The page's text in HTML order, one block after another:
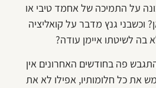
על התמיכה של אחמד טיבי או
וכשבני גנץ מדבר על קואליציה
בה לשיטתו איימן עודה?
פה בחודשים האחרונים אין
את כל חלומותיו, אפילו לא את